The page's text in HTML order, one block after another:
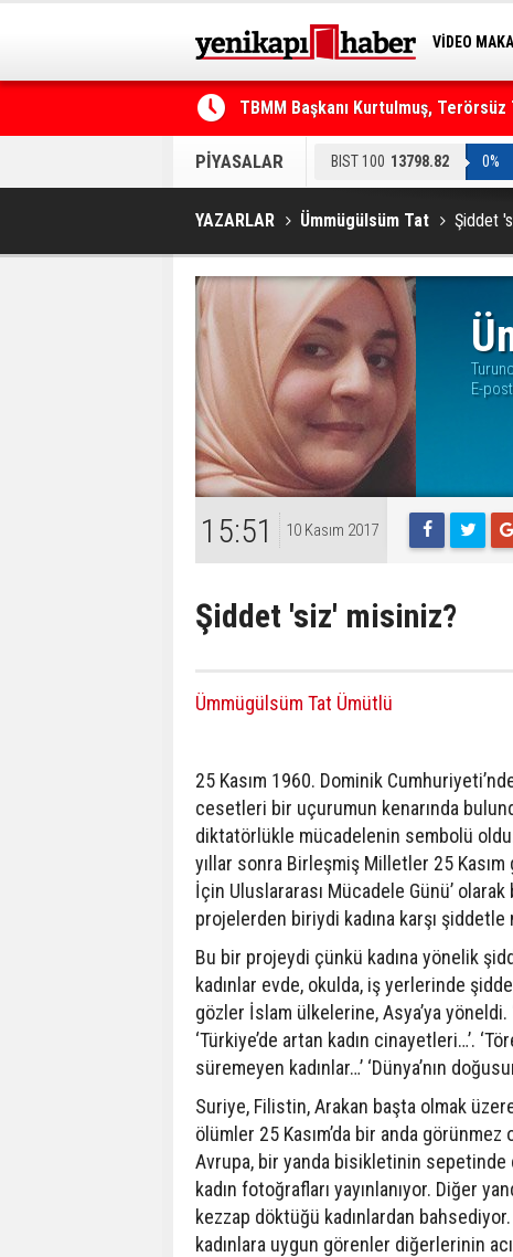
VİDEO
TBMM Başkanı Kurtulmuş,
Telefonla arayıp "RTÜK'ten
PİYASALAR BIST 100 13798.82 0%
YAZARLAR Ümmügülsüm Tat Şiddet
E-
15:51 10 Kasım 2017
Şiddet 'siz' misiniz?
Ümmügülsüm Tat Ümütlü
25 Kasım 1960. Dominik
cesetleri bir uçurumun kenarında
diktatörlükle mücadelenin sembolü
yıllar sonra Birleşmiş Milletler 25 Kasım
İçin Uluslararası Mücadele Günü’
projelerden biriydi kadına karşı
Bu bir projeydi çünkü kadına yönelik
kadınlar evde, okulda, iş yerlerinde
gözler İslam ülkelerine, Asya’ya yöneldi.
‘Türkiye’de artan kadın cinayetleri…’.
süremeyen kadınlar…’ ‘Dünya’nın
Suriye, Filistin, Arakan başta olmak
ölümler 25 Kasım’da bir anda
Avrupa, bir yanda bisikletinin sepetinde
kadın fotoğrafları yayınlanıyor. Diğer
kezzap döktüğü kadınlardan
kadınlara uygun görenler diğerlerinin